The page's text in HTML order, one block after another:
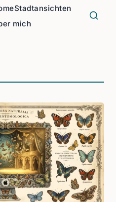
Stadtansichten
mich